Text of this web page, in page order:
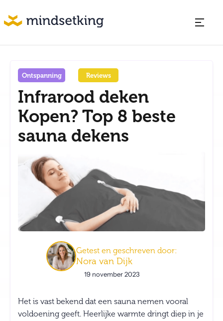
Ontspanning Reviews
Infrarood deken
Kopen? Top 8 beste
sauna dekens
Getest en geschreven door:
Nora van Dijk
19 november 2023
Het is vast bekend dat een sauna nemen vooral
voldoening geeft. Heerlijke warmte dringt diep in je